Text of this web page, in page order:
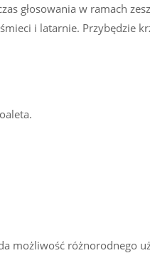
głosowania w ramach
i latarnie.